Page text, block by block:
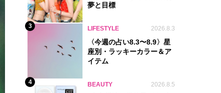
夢と目標
3 LIFESTYLE 2026.8.3
〈今週の占い8.3〜8.9〉星
座別・ラッキーカラー＆ア
イテム
4 BEAUTY 2026.8.5